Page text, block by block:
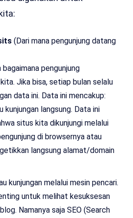
(Dari mana pengunjung datang
bagaimana pengunjung
Jika bisa, setiap bulan selalu
data ini. Data ini mencakup:
kunjungan langsung. Data ini
situs kita dikunjungi melalui
di browsernya atau
langsung alamat/domain
kunjungan melalui mesin pencari.
untuk melihat kesuksesan
Namanya saja SEO (Search